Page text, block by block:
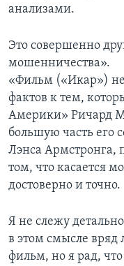
анализами.
Это совершенно
мошенничества».
«Фильм («Икар»)
фактов к тем,
Америки» Ричард
большую часть его
Лэнса Армстронга,
том, что касается
достоверно и точно.
Я не слежу
в этом смысле вряд
фильм, но я рад,